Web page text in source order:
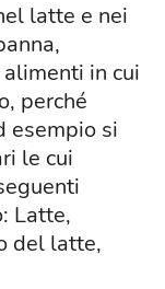
latte e nei
in cui
perché
esempio si
le cui
Latte,
del latte,